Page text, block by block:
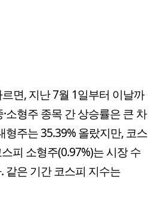
면, 지난 7월 1일부터 이날까
소형주 종목 간 상승률은 큰 차
형주는 35.39% 올랐지만, 코스
피 소형주(0.97%)는 시장 수
같은 기간 코스피 지수는